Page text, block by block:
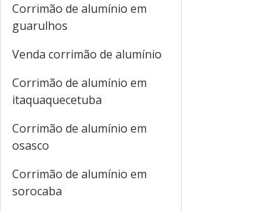
Corrimão de alumínio em
guarulhos
Venda corrimão de alumínio
Corrimão de alumínio em
itaquaquecetuba
Corrimão de alumínio em
osasco
Corrimão de alumínio em
sorocaba